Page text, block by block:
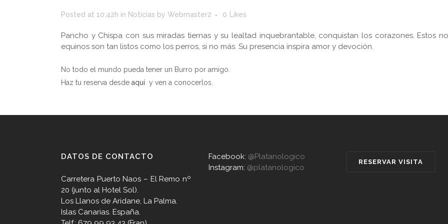
Posted at 10:42h in Noticias by Webmaster2 0 Likes
Pancho y Chispa con sus miradas tiernas y su lealtad inquebrantable, conquistan los corazones. Estos
equinos son tan listos como los perros, si no más. Su presencia inspira amor y devoción.
No todo el mundo pueda tener un Burro por amigo.
Haz tu reserva desde aquí y ven a conocerlos.
DATOS DE CONTACTO
Carretera Puerto Naos – El Remo nº
20 (junto al Hotel Sol).
Los Llanos de Aridane, La Palma.
Islas Canarias. España.
Facebook: @Platanologico
Instagram: @platanologico
RESERVAR VISITA